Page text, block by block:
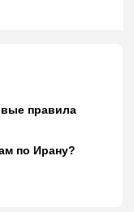
правила
по Ирану?